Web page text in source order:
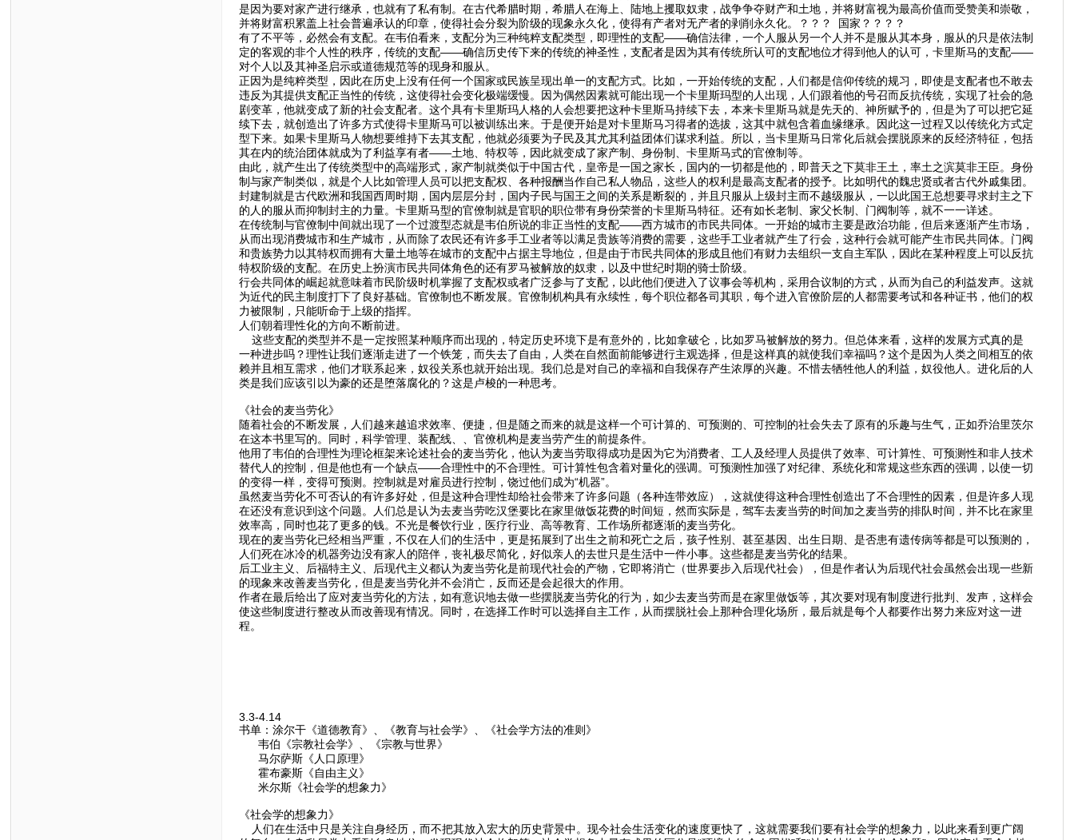
是因为要对家产进行继承，也就有了私有制。在古代希腊时期，希腊人在海上、陆地上攫取奴隶，战争争夺财产和土地，并将财富视为最高价值而受赞美和崇敬，
并将财富积累盖上社会普遍承认的印章，使得社会分裂为阶级的现象永久化，使得有产者对无产者的剥削永久化。？？？ 国家？？？？
有了不平等，必然会有支配。在韦伯看来，支配分为三种纯粹支配类型，即理性的支配——确信法律，一个人服从另一个人并不是服从其本身，服从的只是依法制
定的客观的非个人性的秩序，传统的支配——确信历史传下来的传统的神圣性，支配者是因为其有传统所认可的支配地位才得到他人的认可，卡里斯马的支配——
对个人以及其神圣启示或道德规范等的现身和服从。
正因为是纯粹类型，因此在历史上没有任何一个国家或民族呈现出单一的支配方式。比如，一开始传统的支配，人们都是信仰传统的规习，即使是支配者也不敢去
违反为其提供支配正当性的传统，这使得社会变化极端缓慢。因为偶然因素就可能出现一个卡里斯玛型的人出现，人们跟着他的号召而反抗传统，实现了社会的急
剧变革，他就变成了新的社会支配者。这个具有卡里斯玛人格的人会想要把这种卡里斯马持续下去，本来卡里斯马就是先天的、神所赋予的，但是为了可以把它延
续下去，就创造出了许多方式使得卡里斯马可以被训练出来。于是便开始是对卡里斯马习得者的选拔，这其中就包含着血缘继承。因此这一过程又以传统化方式定
型下来。如果卡里斯马人物想要维持下去其支配，他就必须要为子民及其尤其利益团体们谋求利益。所以，当卡里斯马日常化后就会摆脱原来的反经济特征，包括
其在内的统治团体就成为了利益享有者——土地、特权等，因此就变成了家产制、身份制、卡里斯马式的官僚制等。
由此，就产生出了传统类型中的高端形式，家产制就类似于中国古代，皇帝是一国之家长，国内的一切都是他的，即普天之下莫非王土，率土之滨莫非王臣。身份
制与家产制类似，就是个人比如管理人员可以把支配权、各种报酬当作自己私人物品，这些人的权利是最高支配者的授予。比如明代的魏忠贤或者古代外戚集团。
封建制就是古代欧洲和我国西周时期，国内层层分封，国内子民与国王之间的关系是断裂的，并且只服从上级封主而不越级服从，一以此国王总想要寻求封主之下
的人的服从而抑制封主的力量。卡里斯马型的官僚制就是官职的职位带有身份荣誉的卡里斯马特征。还有如长老制、家父长制、门阀制等，就不一一详述。
在传统制与官僚制中间就出现了一个过渡型态就是韦伯所说的非正当性的支配——西方城市的市民共同体。一开始的城市主要是政治功能，但后来逐渐产生市场，
从而出现消费城市和生产城市，从而除了农民还有许多手工业者等以满足贵族等消费的需要，这些手工业者就产生了行会，这种行会就可能产生市民共同体。门阀
和贵族势力以其特权而拥有大量土地等在城市的支配中占据主导地位，但是由于市民共同体的形成且他们有财力去组织一支自主军队，因此在某种程度上可以反抗
特权阶级的支配。在历史上扮演市民共同体角色的还有罗马被解放的奴隶，以及中世纪时期的骑士阶级。
行会共同体的崛起就意味着市民阶级时机掌握了支配权或者广泛参与了支配，以此他们便进入了议事会等机构，采用合议制的方式，从而为自己的利益发声。这就
为近代的民主制度打下了良好基础。官僚制也不断发展。官僚制机构具有永续性，每个职位都各司其职，每个进入官僚阶层的人都需要考试和各种证书，他们的权
力被限制，只能听命于上级的指挥。
人们朝着理性化的方向不断前进。
这些支配的类型并不是一定按照某种顺序而出现的，特定历史环境下是有意外的，比如拿破仑，比如罗马被解放的努力。但总体来看，这样的发展方式真的是
一种进步吗？理性让我们逐渐走进了一个铁笼，而失去了自由，人类在自然面前能够进行主观选择，但是这样真的就使我们幸福吗？这个是因为人类之间相互的依
赖并且相互需求，他们才联系起来，奴役关系也就开始出现。我们总是对自己的幸福和自我保存产生浓厚的兴趣。不惜去牺牲他人的利益，奴役他人。进化后的人
类是我们应该引以为豪的还是堕落腐化的？这是卢梭的一种思考。
《社会的麦当劳化》
随着社会的不断发展，人们越来越追求效率、便捷，但是随之而来的就是这样一个可计算的、可预测的、可控制的社会失去了原有的乐趣与生气，正如乔治里茨尔
在这本书里写的。同时，科学管理、装配线、、官僚机构是麦当劳产生的前提条件。
他用了韦伯的合理性为理论框架来论述社会的麦当劳化，他认为麦当劳取得成功是因为它为消费者、工人及经理人员提供了效率、可计算性、可预测性和非人技术
替代人的控制，但是他也有一个缺点——合理性中的不合理性。可计算性包含着对量化的强调。可预测性加强了对纪律、系统化和常规这些东西的强调，以使一切
的变得一样，变得可预测。控制就是对雇员进行控制，饶过他们成为“机器”。
虽然麦当劳化不可否认的有许多好处，但是这种合理性却给社会带来了许多问题（各种连带效应），这就使得这种合理性创造出了不合理性的因素，但是许多人现
在还没有意识到这个问题。人们总是认为去麦当劳吃汉堡要比在家里做饭花费的时间短，然而实际是，驾车去麦当劳的时间加之麦当劳的排队时间，并不比在家里
效率高，同时也花了更多的钱。不光是餐饮行业，医疗行业、高等教育、工作场所都逐渐的麦当劳化。
现在的麦当劳化已经相当严重，不仅在人们的生活中，更是拓展到了出生之前和死亡之后，孩子性别、甚至基因、出生日期、是否患有遗传病等都是可以预测的，
人们死在冰冷的机器旁边没有家人的陪伴，丧礼极尽简化，好似亲人的去世只是生活中一件小事。这些都是麦当劳化的结果。
后工业主义、后福特主义、后现代主义都认为麦当劳化是前现代社会的产物，它即将消亡（世界要步入后现代社会），但是作者认为后现代社会虽然会出现一些新
的现象来改善麦当劳化，但是麦当劳化并不会消亡，反而还是会起很大的作用。
作者在最后给出了应对麦当劳化的方法，如有意识地去做一些摆脱麦当劳化的行为，如少去麦当劳而是在家里做饭等，其次要对现有制度进行批判、发声，这样会
使这些制度进行整改从而改善现有情况。同时，在选择工作时可以选择自主工作，从而摆脱社会上那种合理化场所，最后就是每个人都要作出努力来应对这一进
程。
3.3-4.14
书单：涂尔干《道德教育》、《教育与社会学》、《社会学方法的准则》
韦伯《宗教社会学》、《宗教与世界》
马尔萨斯《人口原理》
霍布豪斯《自由主义》
米尔斯《社会学的想象力》
《社会学的想象力》
人们在生活中只是关注自身经历，而不把其放入宏大的历史背景中。现今社会生活变化的速度更快了，这就需要我们要有社会学的想象力，以此来看到更广阔